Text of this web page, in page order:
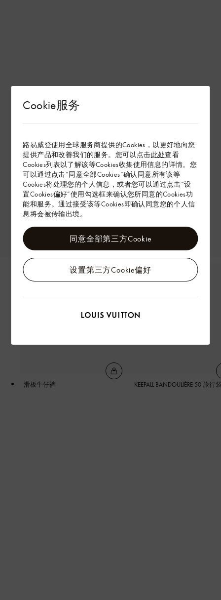
Cookie服务
路易威登使用全球服务商提供的Cookies，以更好地向您
提供产品和改善我们的服务。您可以点击此处查看
Cookies列表以了解该等Cookies收集使用信息的详情。您
可以通过点击“同意全部Cookies”确认同意所有该等
Cookies将处理您的个人信息，或者您可以通过点击“设
置Cookies偏好”使用勾选框来确认您所同意的Cookies功
能和服务。通过接受该等Cookies即确认同意您的个人信
息将会被传输出境。
设置第三方Cookie偏好
同意全部第三方Cookie
滑板牛仔裤 KEEPALL BANDOULIÈRE 50 旅行